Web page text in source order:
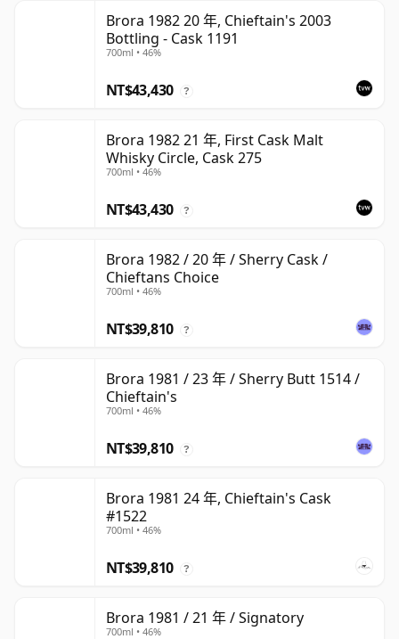
Brora 1982 20 年, Chieftain's 2003
Bottling - Cask 1191
700ml • 46%
NT$43,430 ?
Brora 1982 21 年, First Cask Malt
Whisky Circle, Cask 275
700ml • 46%
NT$43,430 ?
Brora 1982 / 20 年 / Sherry Cask /
Chieftans Choice
700ml • 46%
NT$39,810 ?
Brora 1981 / 23 年 / Sherry Butt 1514 /
Chieftain's
700ml • 46%
NT$39,810 ?
Brora 1981 24 年, Chieftain's Cask
#1522
700ml • 46%
NT$39,810 ?
Brora 1981 / 21 年 / Signatory
700ml • 46%